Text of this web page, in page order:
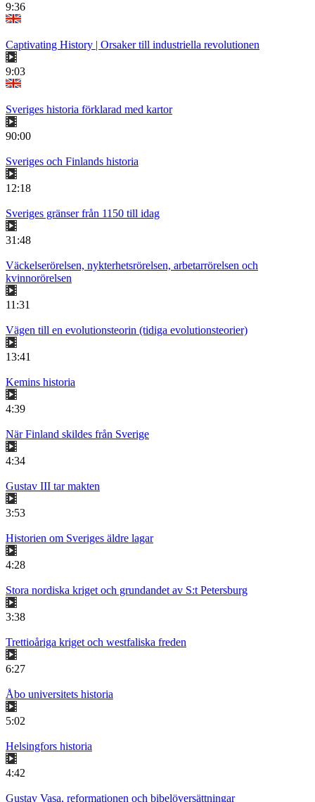
9:36
Captivating History | Orsaker till industriella revolutionen
9:03
Sveriges historia förklarad med kartor
90:00
Sveriges och Finlands historia
12:18
Sveriges gränser från 1150 till idag
31:48
Väckelserörelsen, nykterhetsrörelsen, arbetarrörelsen och
kvinnorörelsen
11:31
Vägen till en evolutionsteorin (tidiga evolutionsteorier)
13:41
Kemins historia
4:39
När Finland skildes från Sverige
4:34
Gustav III tar makten
3:53
Historien om Sveriges äldre lagar
4:28
Stora nordiska kriget och grundandet av S:t Petersburg
3:38
Trettioåriga kriget och westfaliska freden
6:27
Åbo universitets historia
5:02
Helsingfors historia
4:42
Gustav Vasa, reformationen och bibelöversättningar